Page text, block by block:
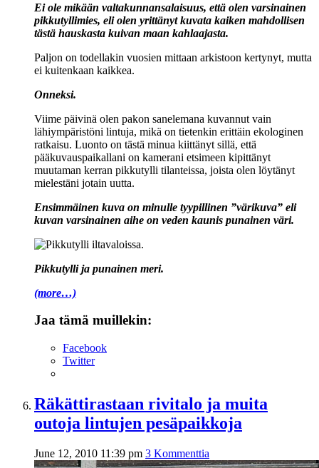
Ei ole mikään valtakunnansalaisuus, että olen varsinainen
pikkutyllimies, eli olen yrittänyt kuvata kaiken mahdollisen
tästä hauskasta kuivan maan kahlaajasta.
Paljon on todellakin vuosien mittaan arkistoon kertynyt, mutta
ei kuitenkaan kaikkea.
Onneksi.
Viime päivinä olen pakon sanelemana kuvannut vain
lähiympäristöni lintuja, mikä on tietenkin erittäin ekologinen
ratkaisu. Luonto on tästä minua kiittänyt sillä, että
pääkuvauspaikallani on kamerani etsimeen kipittänyt
muutaman kerran pikkutylli tilanteissa, joista olen löytänyt
mielestäni jotain uutta.
Ensimmäinen kuva on minulle tyypillinen ”värikuva” eli
kuvan varsinainen aihe on veden kaunis punainen väri.
Pikkutylli ja punainen meri.
(more…)
Jaa tämä muillekin:
Facebook
Twitter
Räkättirastaan rivitalo ja muita
outoja lintujen pesäpaikkoja
June 12, 2010 11:39 pm 3 Kommenttia